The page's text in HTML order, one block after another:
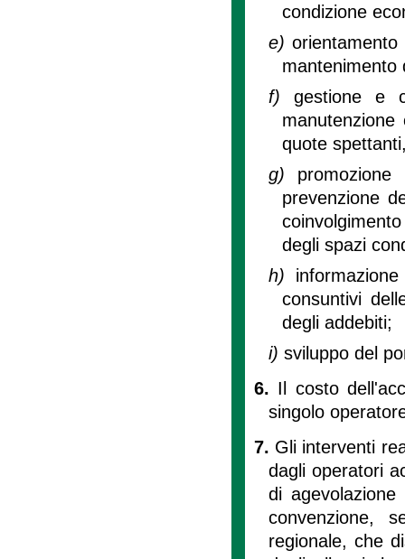
condizione
e)
mantenimento
f) gestione e
manutenzione
quote
g)
prevenzione
degli spazi
h)
consuntivi
degli addebiti;
i) sviluppo del
6. Il costo
singolo
7. Gli interventi
dagli operatori
di
convenzione,
regionale, che